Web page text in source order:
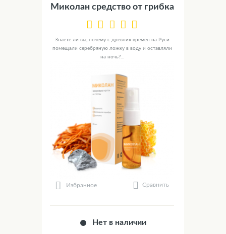
Миколан средство от грибка
Знаете ли вы, почему с древних времён на Руси
помещали серебряную ложку в воду и оставляли
на ночь?...
Избранное Сравнить
Нет в наличии